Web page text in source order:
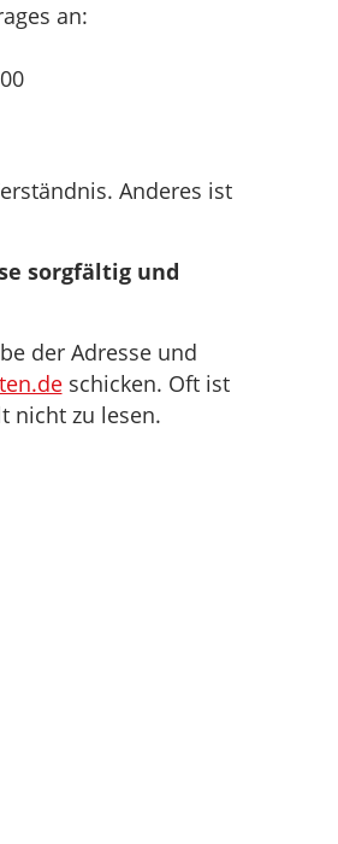
an:
Anderes ist
sorgfältig und
der Adresse und
schicken. Oft ist
nicht zu lesen.